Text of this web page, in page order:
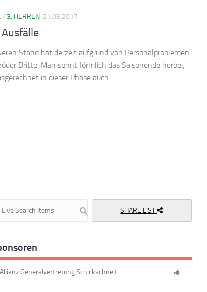
/ 3. HERREN 21.03.2017
Stand hat derzeit aufgrund von Personalproblemen
Dritte. Man sehnt förmlich das Saisonende herbei,
in dieser Phase auch…
SHARE LIST
Allianz Generalvertretung Schickschneit